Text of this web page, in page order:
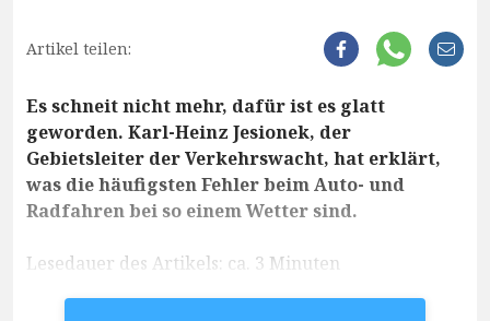
Artikel teilen:
Es schneit nicht mehr, dafür ist es glatt
geworden. Karl-Heinz Jesionek, der
Gebietsleiter der Verkehrswacht, hat erklärt,
was die häufigsten Fehler beim Auto- und
Radfahren bei so einem Wetter sind.
Lesedauer des Artikels: ca. 3 Minuten